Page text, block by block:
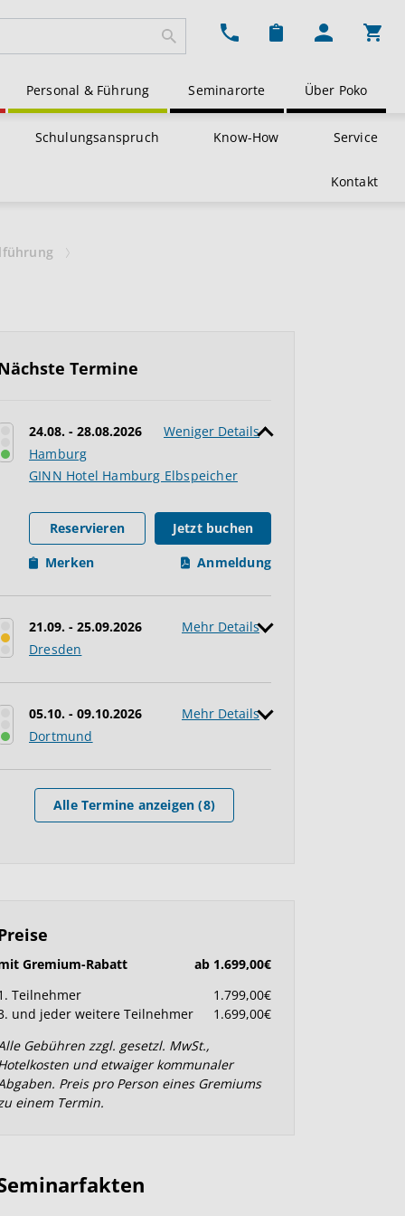
Personal & Führung Seminarorte Über Poko
Schulungsanspruch Know-How Service
Kontakt
Termine
24.08. - 28.08.2026
Hamburg
Weniger Details
GINN Hotel Hamburg Elbspeicher
Reservieren
Jetzt buchen
Merken
Anmeldung
21.09. - 25.09.2026
Dresden
Mehr Details
05.10. - 09.10.2026
Dortmund
Mehr Details
Alle Termine anzeigen (8)
Gremium-Rabatt
ab 1.699,00€
Teilnehmer
1.799,00€
und jeder weitere Teilnehmer
1.699,00€
Gebühren zzgl. gesetzl. MwSt.,
und etwaiger kommunaler
Preis pro Person eines Gremiums
einem Termin.